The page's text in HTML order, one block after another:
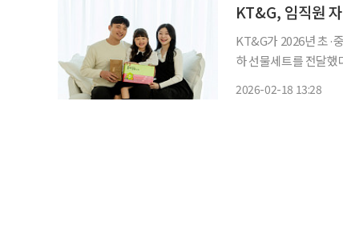
KT&G, 임직원
KT&G가 2026년 초·
하 선물세트를 전달했다고 18일 밝혔다. 이번 행사
2026-02-18 13:28